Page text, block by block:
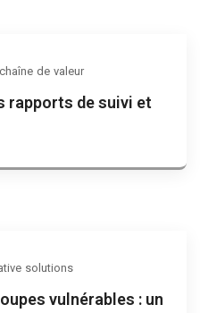
de valeur
rapports de suivi et
solutions
vulnérables : un